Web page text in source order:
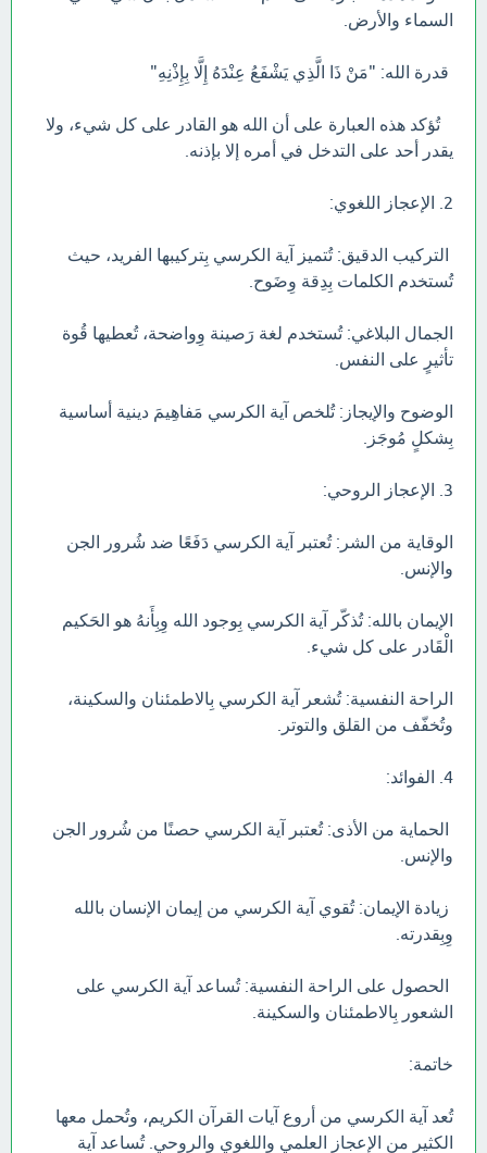
السماء والأرض.
قدرة الله: "مَنْ ذَا الَّذِي يَشْفَعُ عِنْدَهُ إِلَّا بِإِذْنِهِ"
تُؤكد هذه العبارة على أن الله هو القادر على كل شيء، ولا
يقدر أحد على التدخل في أمره إلا بإذنه.
2. الإعجاز اللغوي:
التركيب الدقيق: تُتميز آية الكرسي بِتركيبها الفريد، حيث
تُستخدم الكلمات بِدِقة وِضَوح.
الجمال البلاغي: تُستخدم لغة رَصينة وِواضحة، تُعطيها قُوة
تأثيرٍ على النفس.
الوضوح والإيجاز: تُلخص آية الكرسي مَفاهِيمَ دينية أساسية
بِشكلٍ مُوجَز.
3. الإعجاز الروحي:
الوقاية من الشر: تُعتبر آية الكرسي دَفَعًا ضد شُرور الجن
والإنس.
الإيمان بالله: تُذكّر آية الكرسي بِوجود الله وِبِأَنهُ هو الحَكيم
الْقَادر على كل شيء.
الراحة النفسية: تُشعر آية الكرسي بِالاطمئنان والسكينة،
وتُخفّف من القلق والتوتر.
4. الفوائد:
الحماية من الأذى: تُعتبر آية الكرسي حصنًا من شُرور الجن
والإنس.
زيادة الإيمان: تُقوي آية الكرسي من إيمان الإنسان بالله
وِبِقدرته.
الحصول على الراحة النفسية: تُساعد آية الكرسي على
الشعور بِالاطمئنان والسكينة.
خاتمة:
تُعد آية الكرسي من أروع آيات القرآن الكريم، وتُحمل معها
الكثير من الإعجاز العلمي واللغوي والروحي. تُساعد آية